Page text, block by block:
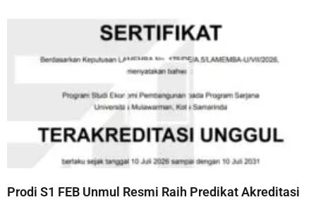
Prodi S1 FEB Unmul Resmi Raih Predikat Akreditasi